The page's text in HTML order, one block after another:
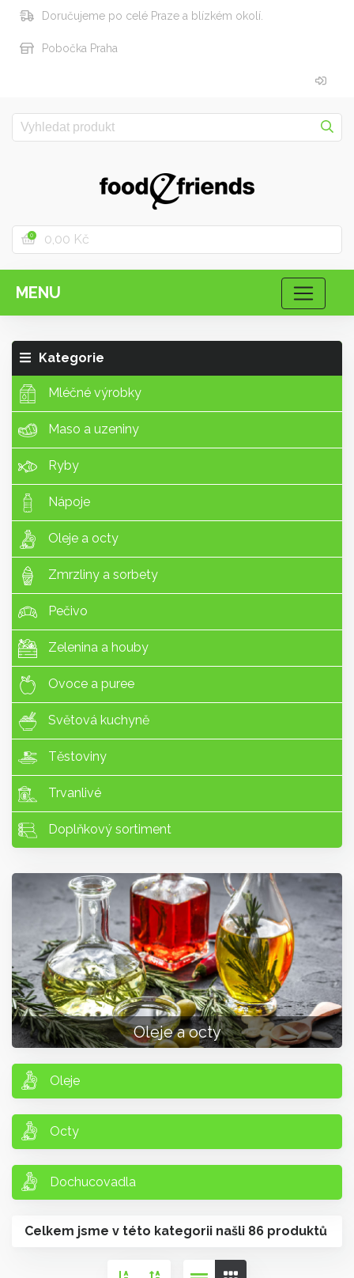
Doručujeme po celé Praze a blízkém okolí.
Pobočka Praha
0 0,00 Kč
MENU
Kategorie
Mléčné výrobky
Maso a uzeniny
Ryby
Nápoje
Oleje a octy
Zmrzliny a sorbety
Pečivo
Zelenina a houby
Ovoce a puree
Světová kuchyně
Těstoviny
Trvanlivé
Doplňkový sortiment
Oleje a octy
Oleje
Octy
Dochucovadla
Celkem jsme v této kategorii našli 86 produktů